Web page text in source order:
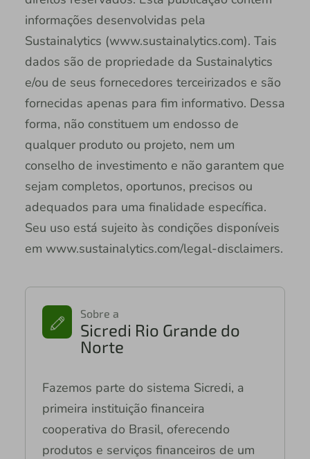
informações desenvolvidas pela
Sustainalytics (www.sustainalytics.com). Tais
dados são de propriedade da Sustainalytics
e/ou de seus fornecedores terceirizados e são
fornecidas apenas para fim informativo. Dessa
forma, não constituem um endosso de
qualquer produto ou projeto, nem um
conselho de investimento e não garantem que
sejam completos, oportunos, precisos ou
adequados para uma finalidade específica.
Seu uso está sujeito às condições disponíveis
em www.sustainalytics.com/legal-disclaimers.
Sobre a
Sicredi Rio Grande do
Norte
Fazemos parte do sistema Sicredi, a
primeira instituição financeira
cooperativa do Brasil, oferecendo
produtos e serviços financeiros de um